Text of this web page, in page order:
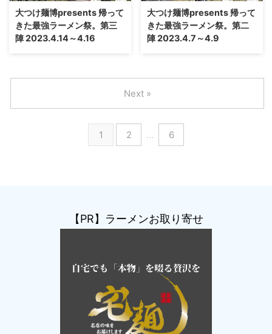
大つけ麺博presents 帰って
きた最強ラーメン祭。第三
陣 2023.4.14～4.16
大つけ麺博presents 帰って
きた最強ラーメン祭。第二
陣 2023.4.7～4.9
1 2 … 6
Next »
【PR】ラーメンお取り寄せ